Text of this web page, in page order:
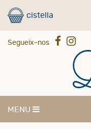
Segueix-nos
cistella
MENU